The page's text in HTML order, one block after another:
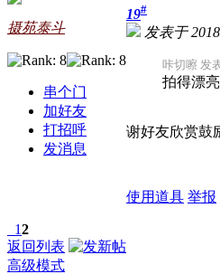
摄苑泰斗
串个门
加好友
打招呼
发消息
19#
发表于
咔切嚓 发
拍得漂
谢好友欣赏鼓
使用道具 举报
12
返回列表
高级模式